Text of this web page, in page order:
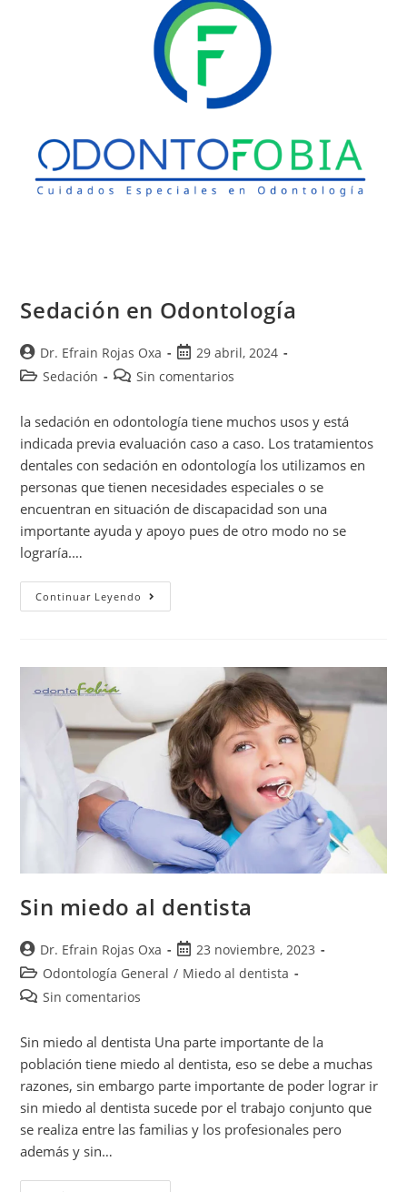
Sedación en Odontología
Dr. Efrain Rojas Oxa
29 abril, 2024
Sedación
Sin comentarios
la sedación en odontología tiene muchos usos y está
indicada previa evaluación caso a caso. Los tratamientos
dentales con sedación en odontología los utilizamos en
personas que tienen necesidades especiales o se
encuentran en situación de discapacidad son una
importante ayuda y apoyo pues de otro modo no se
lograría.…
Continuar Leyendo
Sin miedo al dentista
Dr. Efrain Rojas Oxa
23 noviembre, 2023
Odontología General / Miedo al dentista
Sin comentarios
Sin miedo al dentista Una parte importante de la
población tiene miedo al dentista, eso se debe a muchas
razones, sin embargo parte importante de poder lograr ir
sin miedo al dentista sucede por el trabajo conjunto que
se realiza entre las familias y los profesionales pero
además y sin…